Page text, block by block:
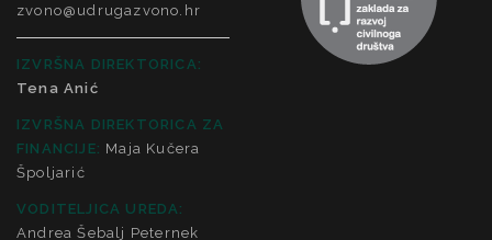
zvono@udrugazvono.hr
IZVRŠNA DIREKTORICA:
Tena Anić
IZVRŠNA DIREKTORICA ZA
FINANCIJE: Maja Kučera
Špoljarić
VODITELJICA UREDA:
Andrea Šebalj Peternek